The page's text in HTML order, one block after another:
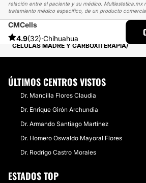
relación entre el paciente y su médico. Multiestetica.mx
tratamiento médico específico, de un producto
CMCells
4.9(32)·Chihuahua
MULTIESTETICA
EXPERIENCIAS SOBRE CARBOXITERAPIA
CÉLULAS MADRE Y CARBOXITERAPIA
ÚLTIMOS CENTROS VISTOS
Dr. Mancilla Flores Claudia
Dr. Enrique Girón Archundia
Dr. Armando Santiago Martínez
Dr. Homero Oswaldo Mayoral Flores
Dr. Rodrigo Castro Morales
ESTADOS TOP